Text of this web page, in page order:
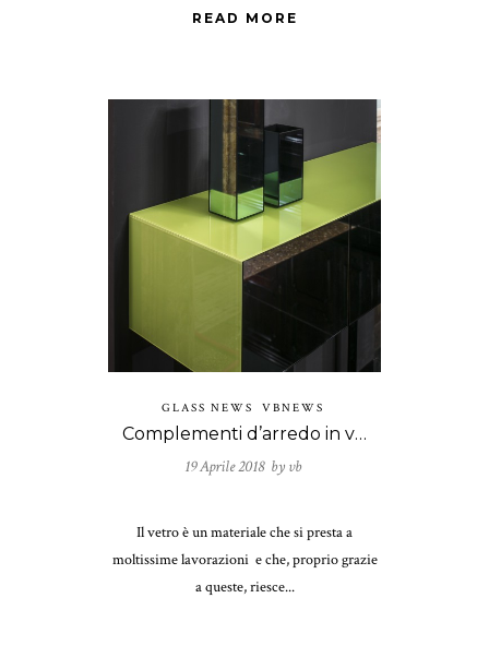
READ MORE
GLASS NEWS VBNEWS
Complementi d’arredo in vetro: tra design e innovazione
19 Aprile 2018 by vb
Il vetro è un materiale che si presta a
moltissime lavorazioni e che, proprio grazie
a queste, riesce...